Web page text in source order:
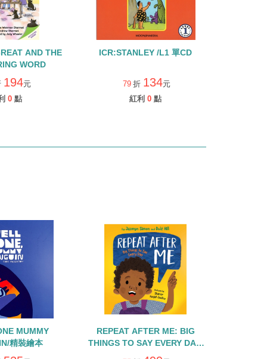
AND THE
WORD
194元
0 點
ICR:STANLEY /L1 單CD
79 折 134元
紅利 0 點
MUMMY
精裝繪本
REPEAT AFTER ME: BIG
THINGS TO SAY EVERY DAY/
精裝繪本